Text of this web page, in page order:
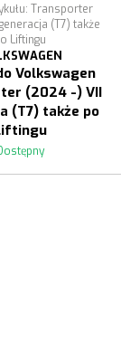
Transporter
(T7) także
Liftingu
Volkswagen
(2024 -) VII
(T7) także po